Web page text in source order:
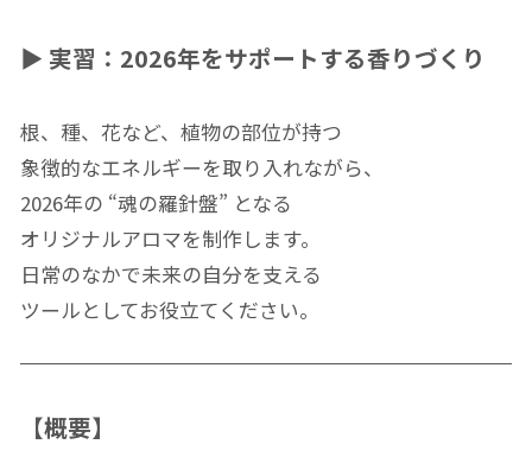
▶ 実習：2026年をサポートする香りづくり
根、種、花など、植物の部位が持つ
象徴的なエネルギーを取り入れながら、
2026年の “魂の羅針盤” となる
オリジナルアロマを制作します。
日常のなかで未来の自分を支える
ツールとしてお役立てください。
【概要】